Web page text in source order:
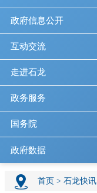
政府信息公开
互动交流
走进石龙
政务服务
国务院
政府数据
首页 > 石龙快讯